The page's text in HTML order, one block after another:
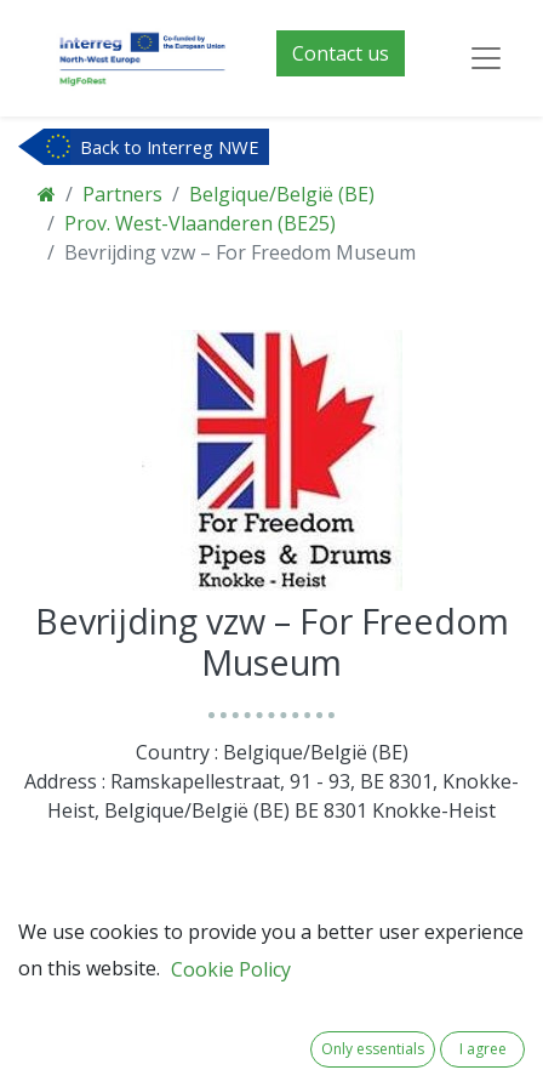
Contact us
Back to Interreg NWE
Partners
Belgique/België (BE)
Prov. West-Vlaanderen (BE25)
Bevrijding vzw – For Freedom Museum
Bevrijding vzw – For Freedom
Museum
Country : Belgique/België (BE)
Address : Ramskapellestraat, 91 - 93, BE 8301, Knokke-
Heist, Belgique/België (BE) BE 8301 Knokke-Heist
We use cookies to provide you a better user experience
on this website. Cookie Policy
Only essentials I agree